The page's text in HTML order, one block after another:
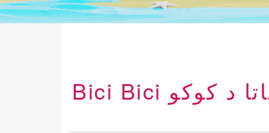
300 میلی لیتر آب انبه بطری حیوان خانگی با ناتا د کوکو Bici Bici